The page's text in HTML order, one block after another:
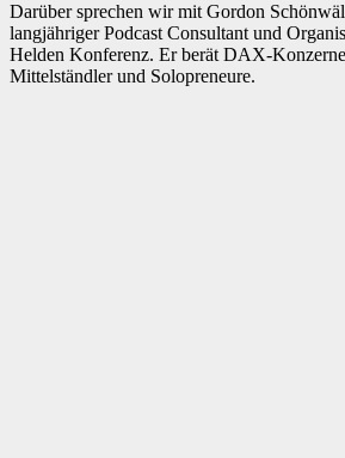
Darüber sprechen wir mit Gordon
langjähriger Podcast Consultant und
Helden Konferenz. Er berät DAX-
Mittelständler und Solopreneure.